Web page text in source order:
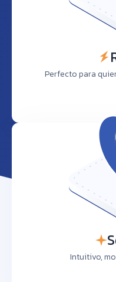
Perfecto para
Intuitivo,